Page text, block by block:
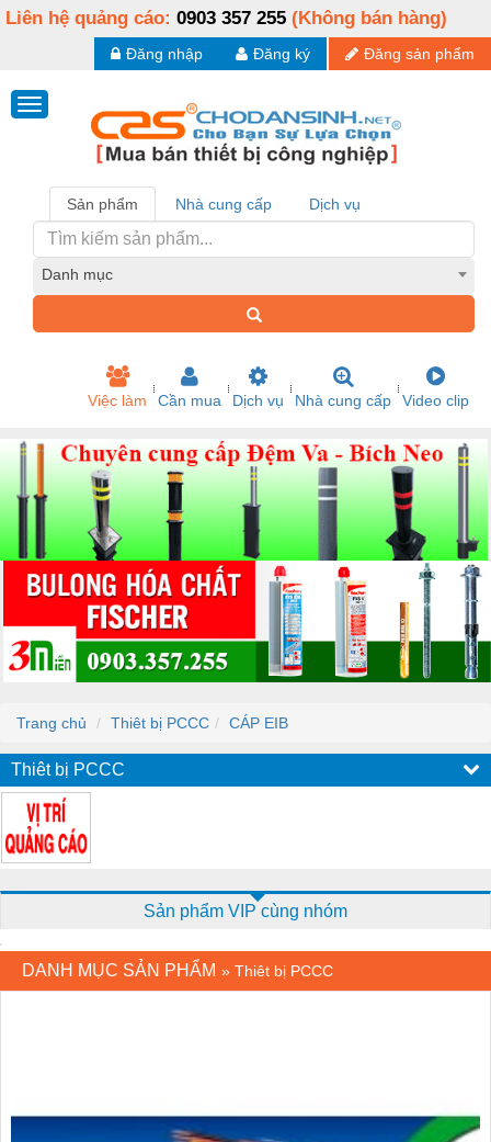
Liên hệ quảng cáo: 0903 357 255 (Không bán hàng)
Đăng sản phẩm
Đăng ký
Đăng nhập
Sản phẩm Nhà cung cấp Dịch vụ
Danh mục
Việc làm Cần mua Dịch vụ Nhà cung cấp Video clip
Trang chủ Thiêt bị PCCC CÁP EIB
Thiêt bị PCCC
Sản phẩm VIP cùng nhóm
DANH MỤC SẢN PHẨM » Thiêt bị PCCC